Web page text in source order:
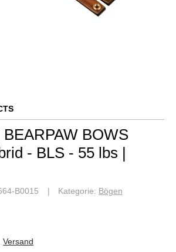
BOWS
- BLS - 55 lbs |
B0015 Kategorie: Bögen
Versand